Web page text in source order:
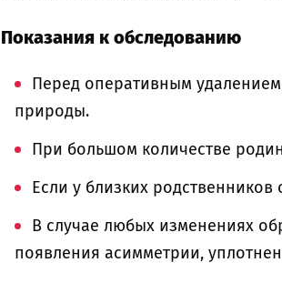
Показания к обследованию
Перед оперативным
природы.
При большом количестве
Если у близких
В случае любых изменениях
появления асимметрии,